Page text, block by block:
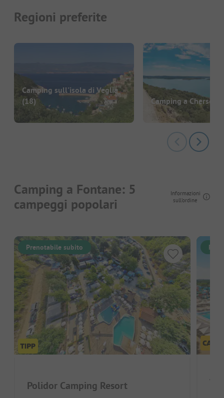
Regioni preferite
Camping sull'isola di Veglia
(18)
Camping a Cherso
Camping a Fontane: 5
campeggi popolari
Informazioni
sull'ordine
Prenotabile subito
Polidor Camping Resort